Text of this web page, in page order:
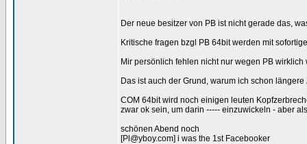
Der neue besitzer von PB ist nicht gerade das,
Kritische fragen bzgl PB 64bit werden mit
Mir persönlich fehlen nicht nur wegen PB
Das ist auch der Grund, warum ich schon
COM 64bit wird noch einigen leuten
zwar ok sein, um darin ----- einzuwickeln - aber
schönen Abend noch
[Pl@yboy.com] i was the 1st Facebooker